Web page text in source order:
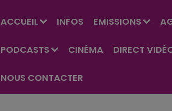
ACCUEIL INFOS EMISSIONS
PODCASTS CINÉMA DIRECT
NOUS CONTACTER